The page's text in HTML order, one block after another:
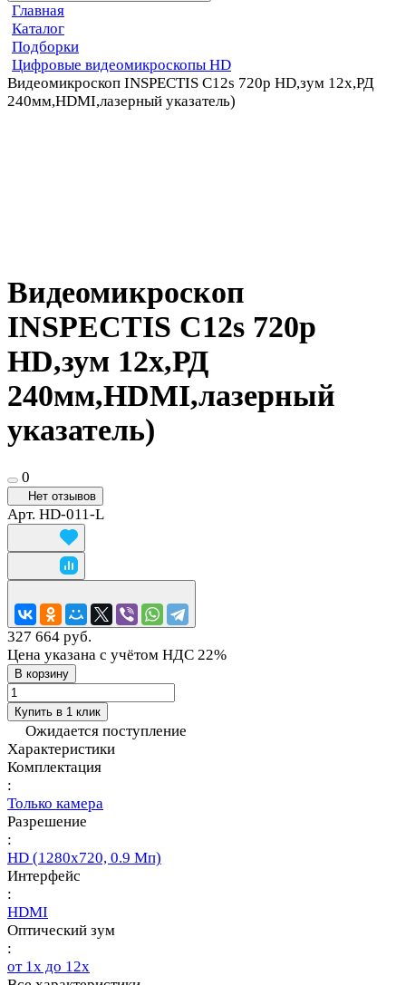
Главная
Каталог
Подборки
Цифровые видеомикроскопы HD
Видеомикроскоп INSPECTIS C12s 720p HD,зум 12x,РД
240мм,HDMI,лазерный указатель)
Видеомикроскоп
INSPECTIS C12s 720p
HD,зум 12x,РД
240мм,HDMI,лазерный
указатель)
0
Нет отзывов
Арт. HD-011-L
327 664 руб.
Цена указана с учётом НДС 22%
В корзину
Купить в 1 клик
Ожидается поступление
Характеристики
Комплектация
:
Только камера
Разрешение
:
HD (1280х720, 0.9 Мп)
Интерфейс
:
HDMI
Оптический зум
:
от 1х до 12х